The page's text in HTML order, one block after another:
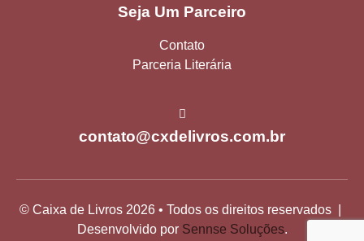
Seja Um Parceiro
Contato
Parceria Literária
contato@cxdelivros.com.br
© Caixa de Livros 2026 • Todos os direitos reservados |
Desenvolvido por Sennse Soluções.